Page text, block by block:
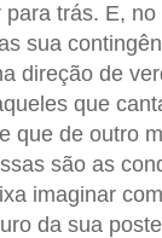
trás. E,
sua
direção de
que
que de outro
são as
imaginar
da sua